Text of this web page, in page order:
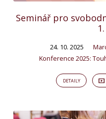
Seminář pro
24. 10. 2025
Konference 2025:
DETAILY